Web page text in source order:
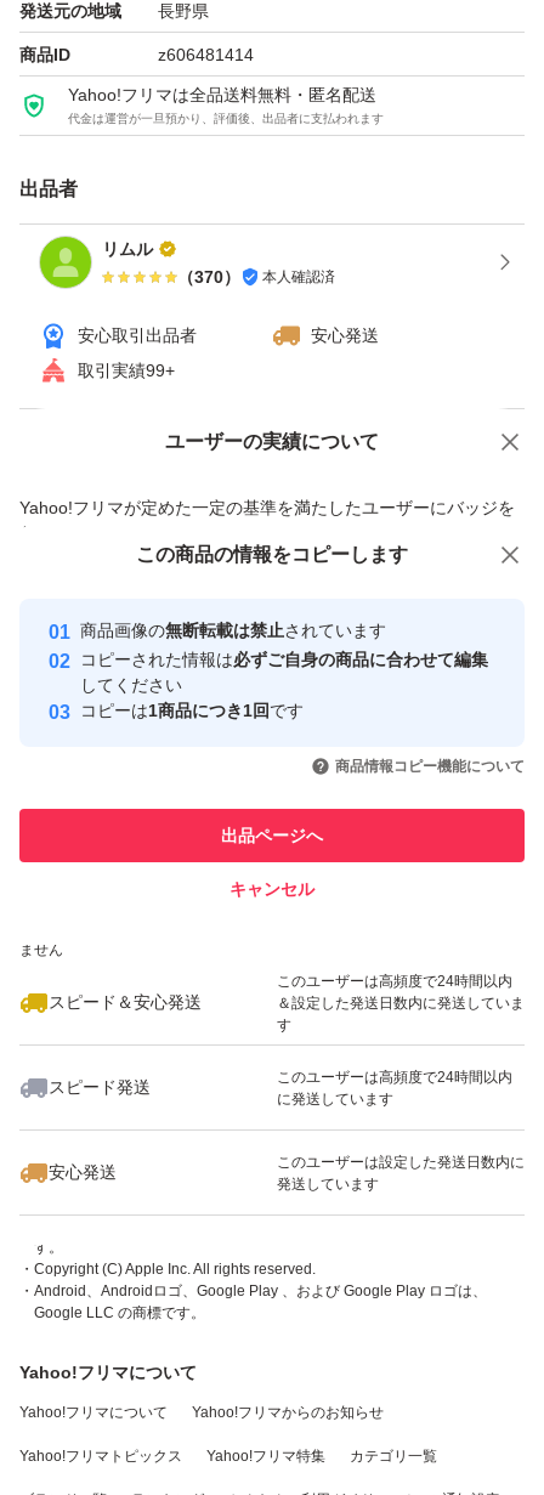
発送元の地域 長野県
商品ID z606481414
Yahoo!フリマは全品送料無料・匿名配送
代金は運営が一旦預かり、評価後、出品者に支払われます
出品者
リムル
（370） 本人確認済
安心取引出品者
安心発送
取引実績99+
ユーザーの実績について
Yahoo!フリマが定めた一定の基準を満たしたユーザーにバッジを
付与しています
安心取引出品者
心・安全なユーザーです
取引実績
引を完了させた実績があります
での取引実績があります
ません
スピード＆安心発送
このユーザーは高頻度で24時間以内
＆設定した発送日数内に発送していま
す
スピード発送
このユーザーは高頻度で24時間以内
に発送しています
安心発送
このユーザーは設定した発送日数内に
発送しています
価格の相談 商品への質問
この商品の情報をコピーします
商品画像の無断転載は禁止されています
コピーされた情報は必ずご自身の商品に合わせて編集
してください
コピーは1商品につき1回です
商品情報コピー機能について
出品ページへ
キャンセル
他のブランドから探す
Panasonic三菱電機
ただけます。
・Apple、Appleのロゴ、App Store、iPodのロゴ、iTunesは、米国および他
す。
・Copyright (C) Apple Inc. All rights reserved.
・Android、Androidロゴ、Google Play 、および Google Play ロゴは、
Google LLC の商標です。
Yahoo!フリマについて
Yahoo!フリマについて Yahoo!フリマからのお知らせ
Yahoo!フリマトピックス Yahoo!フリマ特集 カテゴリ一覧